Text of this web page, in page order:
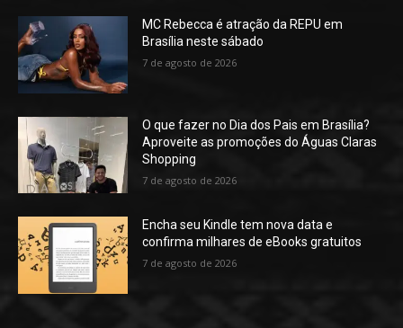
MC Rebecca é atração da REPU em
Brasília neste sábado
7 de agosto de 2026
O que fazer no Dia dos Pais em Brasília?
Aproveite as promoções do Águas Claras
Shopping
7 de agosto de 2026
Encha seu Kindle tem nova data e
confirma milhares de eBooks gratuitos
7 de agosto de 2026